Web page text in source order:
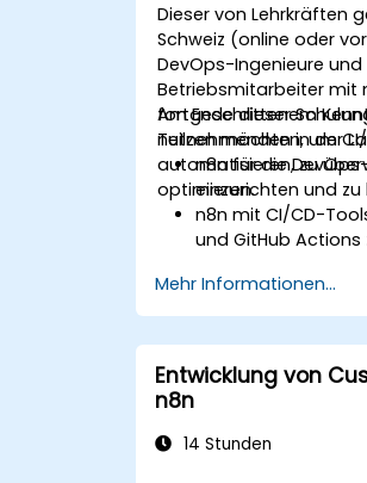
Dieser von Lehrkräften
Schweiz (online oder
DevOps-Ingenieure und
Betriebsmitarbeiter mit
fortgeschrittenem
nutzen möchten, um
automatisieren, zu
optimieren.
Am Ende dieser
Teilnehmenden in der
n8n für die
einzurichten und zu
n8n mit CI/CD-
und GitHub Actions
Workflows mit n8n
CI/CD-Pipelines
zu überwachen
analysieren.
DevOps-Workflows
Skripte zu erweitern.
Mehr Informationen...
Entwicklung von
n8n
14 Stunden